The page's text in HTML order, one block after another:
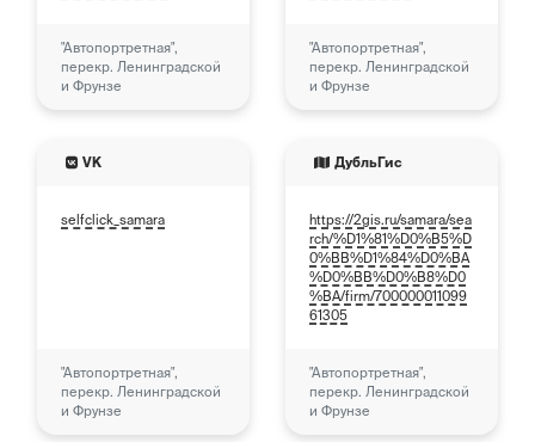
"Автопортретная",
перекр. Ленинградской
и Фрунзе
"Автопортретная",
перекр. Ленинградской
и Фрунзе
VK
selfclick_samara
"Автопортретная",
перекр. Ленинградской
и Фрунзе
ДубльГис
https://2gis.ru/samara/sea
rch/%D1%81%D0%B5%D
0%BB%D1%84%D0%BA
%D0%BB%D0%B8%D0
%BA/firm/700000011099
61305
"Автопортретная",
перекр. Ленинградской
и Фрунзе